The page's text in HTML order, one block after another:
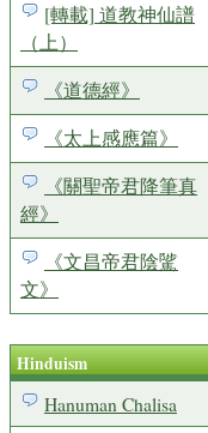
[轉載] 道教神仙譜
（上）
《道德經》
《太上感應篇》
《關聖帝君降筆真
經》
《文昌帝君陰騭
文》
Hinduism
Hanuman Chalisa